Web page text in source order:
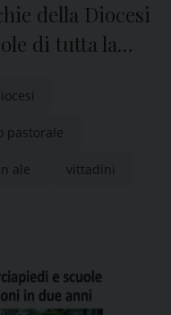
della Diocesi
di tutta la
pastorale
ale vittadini